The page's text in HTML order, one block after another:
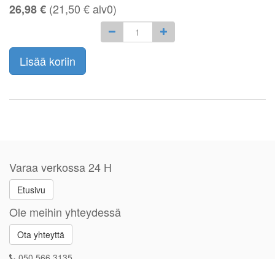
26,98 € (21,50 €alv0)
Lisää koriin
Varaa verkossa 24 H
Etusivu
Ole meihin yhteydessä
Ota yhteyttä